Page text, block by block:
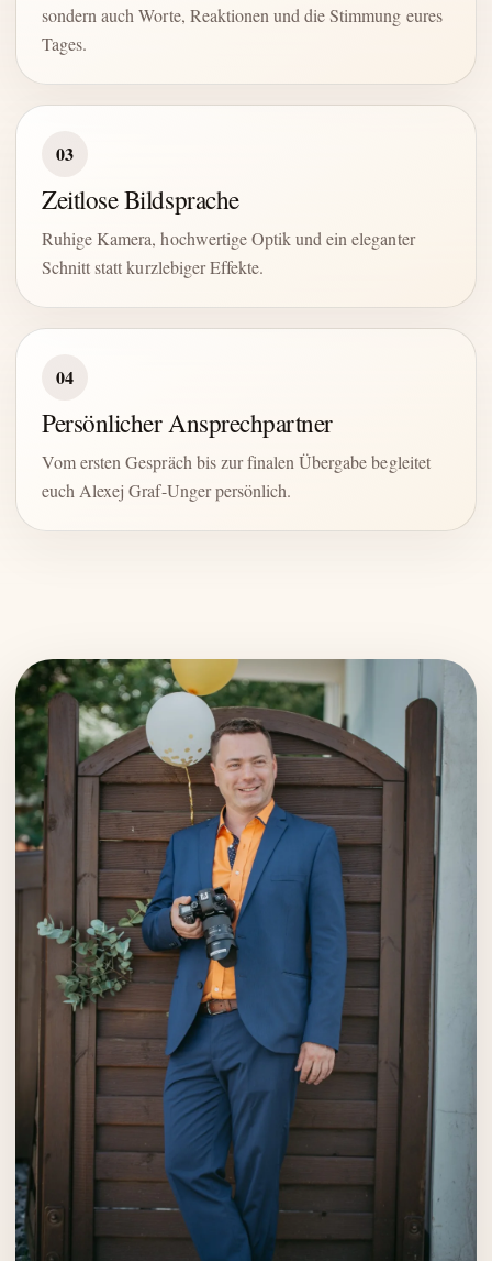
sondern auch Worte, Reaktionen und die Stimmung eures
Tages.
03
Zeitlose Bildsprache
Ruhige Kamera, hochwertige Optik und ein eleganter
Schnitt statt kurzlebiger Effekte.
04
Persönlicher Ansprechpartner
Vom ersten Gespräch bis zur finalen Übergabe begleitet
euch Alexej Graf-Unger persönlich.